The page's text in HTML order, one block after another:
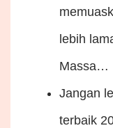
lebih
Massa…
Jangan
terbaik